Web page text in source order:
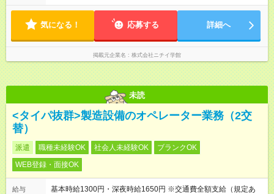
週3日勤務（シフト） ※社会保険有 ※業務に慣れるまで、10～
気になる！ 応募する 詳細へ
掲載元企業名 株式会社ニチイ学館
未読
<タイパ抜群>製造設備のオペレーター業務（2交
替）
派遣 職種未経験OK 社会人未経験OK
ブランクOK
WEB登録・面接OK
給与
基本時給1300円・深夜時給1650円 ※交通費全額支給（規定あ